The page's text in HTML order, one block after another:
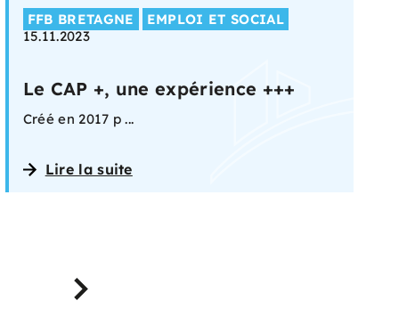
FFB BRETAGNE
EMPLOI ET SOCIAL
15.11.2023
Le CAP +, une expérience +++
Créé en 2017 p ...
Lire la suite
Suivant